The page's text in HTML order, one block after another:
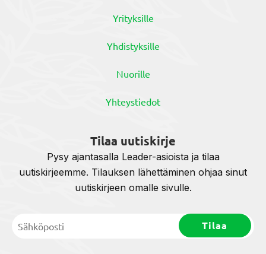
Yrityksille
Yhdistyksille
Nuorille
Yhteystiedot
Tilaa uutiskirje
Pysy ajantasalla Leader-asioista ja tilaa
uutiskirjeemme. Tilauksen lähettäminen ohjaa sinut
uutiskirjeen omalle sivulle.